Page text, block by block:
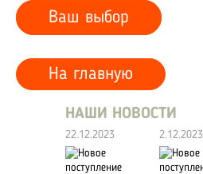
Ваш выбор
На главную
НАШИ НОВОСТИ
22.12.2023 2.12.2023